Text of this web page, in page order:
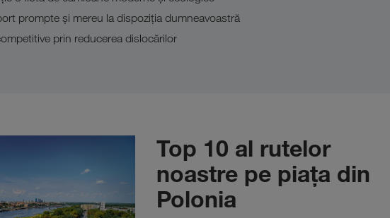
prompte şi mereu la dispoziţia dumneavoastră
prin reducerea dislocărilor
Top 10 al rutelor
noastre pe piaţa din
Polonia